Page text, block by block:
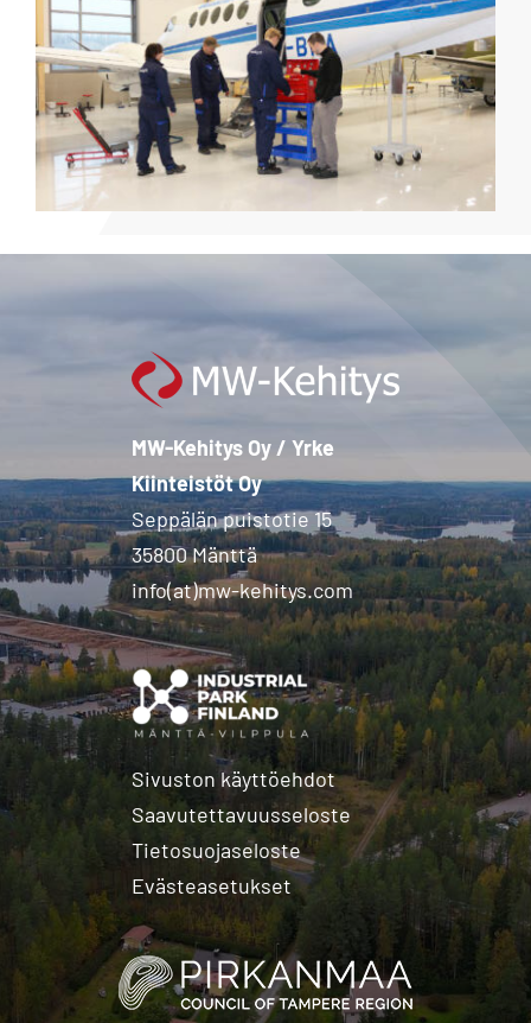
MW-Kehitys Oy / Yrke
Kiinteistöt Oy
Seppälän puistotie 15
35800 Mänttä
info(at)mw-kehitys.com
Sivuston käyttöehdot
Saavutettavuusseloste
Tietosuojaseloste
Evästeasetukset